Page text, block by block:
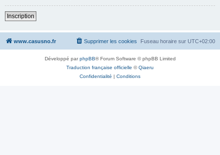
Inscription
www.casusno.fr Fuseau horaire sur UTC+02:00
Supprimer les cookies
Développé parphpBB® Forum Software © phpBB Limited
Traduction française officielle ©Qiaeru
Confidentialité | Conditions